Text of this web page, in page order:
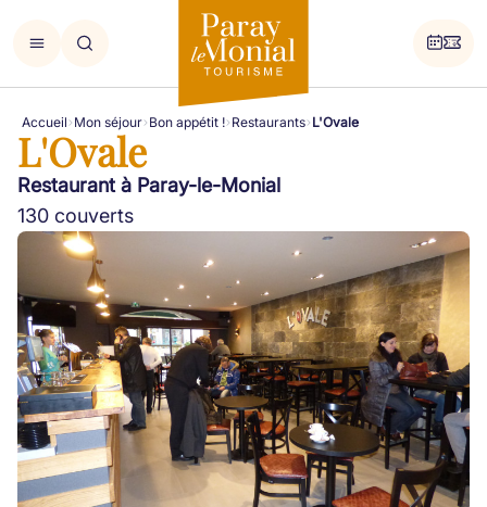
Accueil Mon séjour Bon appétit ! Restaurants L'Ovale
L'Ovale
Restaurant à Paray-le-Monial
130 couverts